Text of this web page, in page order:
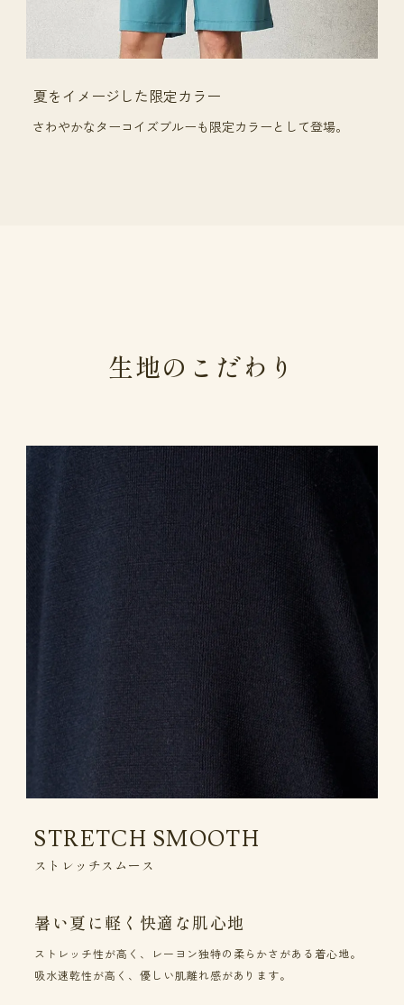
夏をイメージした限定カラー
さわやかなターコイズブルーも限定カラーとして登場。
生地のこだわり
STRETCH SMOOTH
ストレッチスムース
暑い夏に軽く快適な肌心地
ストレッチ性が高く、レーヨン独特の柔らかさがある着心地。
吸水速乾性が高く、優しい肌離れ感があります。